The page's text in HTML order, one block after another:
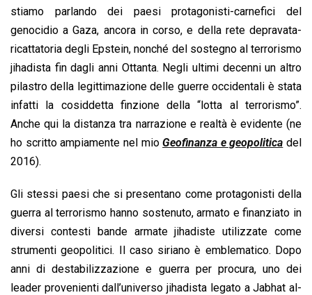
stiamo parlando dei paesi protagonisti-carnefici del
genocidio a Gaza, ancora in corso, e della rete depravata-
ricattatoria degli Epstein, nonché del sostegno al terrorismo
jihadista fin dagli anni Ottanta. Negli ultimi decenni un altro
pilastro della legittimazione delle guerre occidentali è stata
infatti la cosiddetta finzione della “lotta al terrorismo”.
Anche qui la distanza tra narrazione e realtà è evidente (ne
ho scritto ampiamente nel mioGeofinanza e geopolitica del
2016).
Gli stessi paesi che si presentano come protagonisti della
guerra al terrorismo hanno sostenuto, armato e finanziato in
diversi contesti bande armate jihadiste utilizzate come
strumenti geopolitici. Il caso siriano è emblematico. Dopo
anni di destabilizzazione e guerra per procura, uno dei
leader provenienti dall’universo jihadista legato a Jabhat al-